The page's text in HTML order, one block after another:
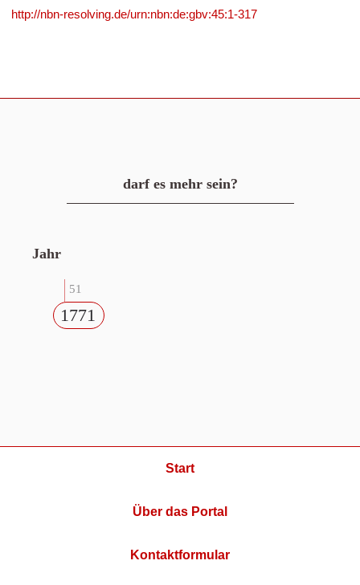
http://nbn-resolving.de/urn:nbn:de:gbv:45:1-317
darf es mehr sein?
Jahr
51
1771
Start
Über das Portal
Kontaktformular